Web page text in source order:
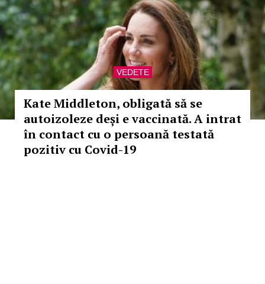
VEDETE
Kate Middleton, obligată să se
autoizoleze deși e vaccinată. A intrat
în contact cu o persoană testată
pozitiv cu Covid-19